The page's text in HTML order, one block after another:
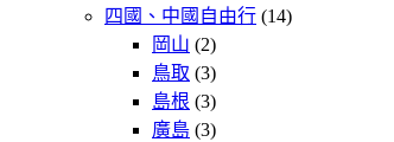
四國、中國自由行 (14)
岡山 (2)
鳥取 (3)
島根 (3)
廣島 (3)